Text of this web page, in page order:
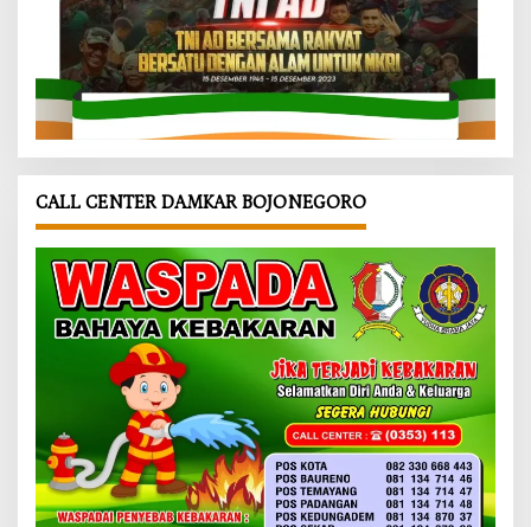
CALL CENTER DAMKAR BOJONEGORO